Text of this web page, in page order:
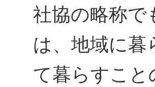
社協の略称で
は、地域に暮
て暮らすこ